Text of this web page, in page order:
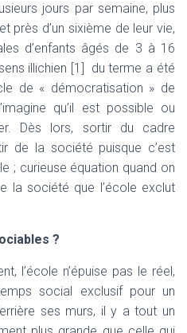
jours par semaine, plus
près d’un sixième de leur vie,
d’enfants âgés de 3 à 16
illichien [1]
du terme a été
de « démocratisation » de
qu’il est possible ou
Dès lors, sortir du cadre
de la société puisque c’est
; curieuse équation quand on
la société que l’école exclut
?
l’école n’épuise pas le réel,
social exclusif pour un
ses murs, il y a tout un